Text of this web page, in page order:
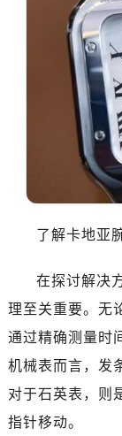
了解卡地亚
在探讨解决
理至关重要。无
通过精确测量时
机械表而言，发
对于石英表，则
指针移动。